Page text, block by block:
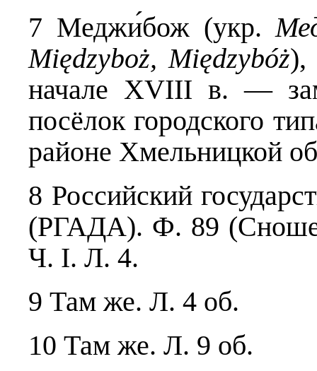
7 Меджи́бож (укр.
Międzyboż, Мiędzybóż),
начале XVIII в. —
посёлок городского
районе Хмельницкой
8 Российский
(РГАДА). Ф. 89
Ч. I. Л. 4.
9 Там же. Л. 4 об.
10 Там же. Л. 9 об.